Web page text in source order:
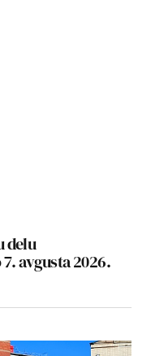
delu
avgusta 2026.